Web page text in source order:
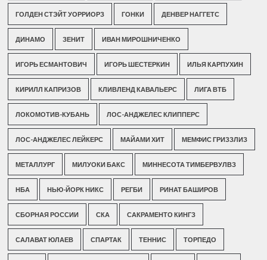
ГОЛДЕН СТЭЙТ УОРРИОРЗ ГОНКИ ДЕНВЕР НАГГЕТС
ДИНАМО ЗЕНИТ ИВАН МИРОШНИЧЕНКО
ИГОРЬ ЕСМАНТОВИЧ ИГОРЬ ШЕСТЕРКИН ИЛЬЯ КАРПУХИН
КИРИЛЛ КАПРИЗОВ КЛИВЛЕНД КАВАЛЬЕРС ЛИГА ВТБ
ЛОКОМОТИВ-КУБАНЬ ЛОС-АНДЖЕЛЕС КЛИППЕРС
ЛОС-АНДЖЕЛЕС ЛЕЙКЕРС МАЙАМИ ХИТ МЕМФИС ГРИЗЗЛИЗ
МЕТАЛЛУРГ МИЛУОКИ БАКС МИННЕСОТА ТИМБЕРВУЛВЗ
НБА НЬЮ-ЙОРК НИКС РЕГБИ РИНАТ БАШИРОВ
СБОРНАЯ РОССИИ СКА САКРАМЕНТО КИНГЗ
САЛАВАТ ЮЛАЕВ СПАРТАК ТЕННИС ТОРПЕДО